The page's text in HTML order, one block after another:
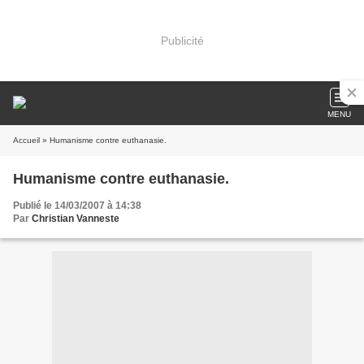
Publicité
MENU
Accueil » Humanisme contre euthanasie.
Humanisme contre euthanasie.
Publié le 14/03/2007 à 14:38
Par Christian Vanneste